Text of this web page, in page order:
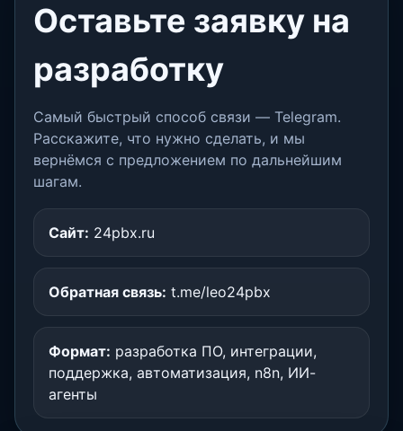
Оставьте заявку на
разработку
Самый быстрый способ связи — Telegram.
Расскажите, что нужно сделать, и мы
вернёмся с предложением по дальнейшим
шагам.
Сайт: 24pbx.ru
Обратная связь: t.me/leo24pbx
Формат: разработка ПО, интеграции,
поддержка, автоматизация, n8n, ИИ-
агенты